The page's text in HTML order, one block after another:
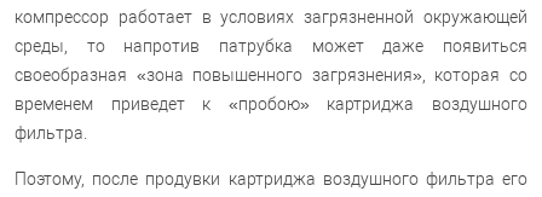
компрессор работает в условиях загрязненной окружающей
среды, то напротив патрубка может даже появиться
своеобразная «зона повышенного загрязнения», которая со
временем приведет к «пробою» картриджа воздушного
фильтра.
Поэтому, после продувки картриджа воздушного фильтра его